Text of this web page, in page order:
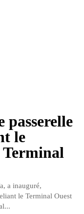
passerelle
le
Terminal
a inauguré,
le Terminal Ouest